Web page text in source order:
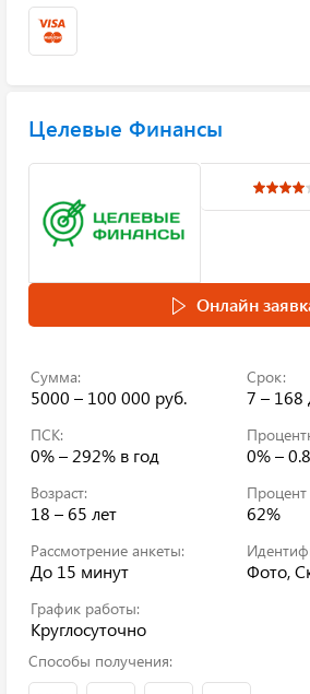
Целевые Финансы
Онлайн
Сумма:
5000 – 100 000 руб.
Срок:
7 – 168
ПСК:
0% – 292% в год 0% –
Возраст:
18 – 65 лет 62%
Рассмотрение анкеты:
До 15 минут Фото,
График работы:
Круглосуточно
Способы получения: